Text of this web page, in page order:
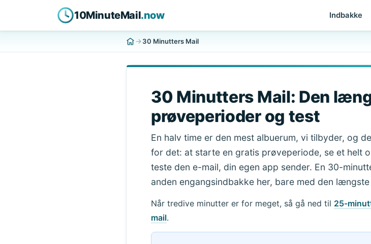
10MinuteMail.now Indbakke
30 Minutters Mail
30 Minutters Mail: Den
prøveperioder og test
En halv time er den mest albuerum, vi tilbyder, og
for det: at starte en gratis prøveperiode, se et helt
teste den e-mail, din egen app sender. En 30-
anden engangsindbakke her, bare med den længste
Når tredive minutter er for meget, så gå ned til 25-
mail.